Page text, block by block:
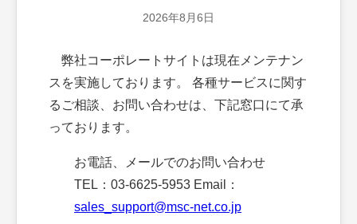
2026年8月6日
弊社コーポレートサイトは現在メンテナン
スを実施しております。 各種サービスに関す
るご相談、お問い合わせは、下記窓口にて承
っております。
お電話、メールでのお問い合わせ
TEL：03-6625-5953 Email：
sales_support@msc-net.co.jp